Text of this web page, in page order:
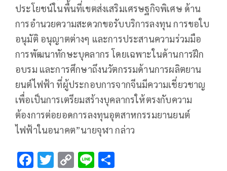
ประโยชน์ในพื้นที่เขตส่งเสริมเศรษฐกิจพิเศษ ด้าน
การอำนวยความสะดวกขอรับบริการลงทุน การขอใบ
อนุมัติ อนุญาตต่างๆ และการประสานความร่วมมือ
การพัฒนาทักษะบุคลากร โดยเฉพาะในด้านการฝึก
อบรม และการศึกษาถึงนวัตกรรมด้านการผลิตยาน
ยนต์ไฟฟ้า ที่ผู้ประกอบการจากจีนมีความเชี่ยวชาญ
เพื่อเป็นการเตรียมสร้างบุคลากรให้ตรงกับความ
ต้องการต่อยอดการลงทุนอุตสาหกรรมยานยนต์
ไฟฟ้าในอนาคต”นายจุฬา กล่าว
F T C Li